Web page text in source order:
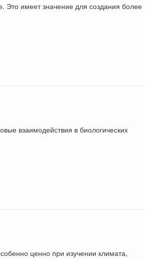
Это имеет значение для создания более
взаимодействия в биологических
ценно при изучении климата,